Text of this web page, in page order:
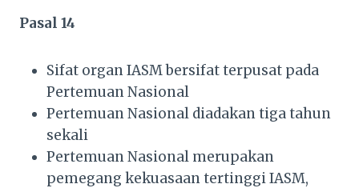
Pasal 14
Sifat organ IASM bersifat terpusat pada
Pertemuan Nasional
Pertemuan Nasional diadakan tiga tahun
sekali
Pertemuan Nasional merupakan
pemegang kekuasaan tertinggi IASM,